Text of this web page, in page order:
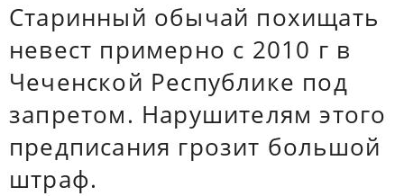
Старинный обычай похищать
невест примерно с 2010 г в
Чеченской Республике под
запретом. Нарушителям этого
предписания грозит большой
штраф.